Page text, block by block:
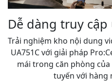
Dễ dàng truy
Trải nghiệm kho nội dung
UA751C với giải pháp
mái trong căn phòng
tuyến với hàng